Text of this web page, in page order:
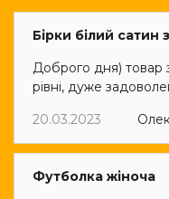
Бірки білий сатин
Доброго дня)
рівні, дуже
20.03.2023
Футболка жіноча